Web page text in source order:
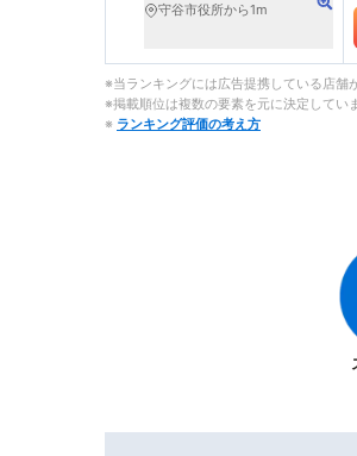
守谷市役所から1m
※当ランキングには広告提携している店舗
※掲載順位は複数の要素を元に決定していま
※ ランキング評価の考え方